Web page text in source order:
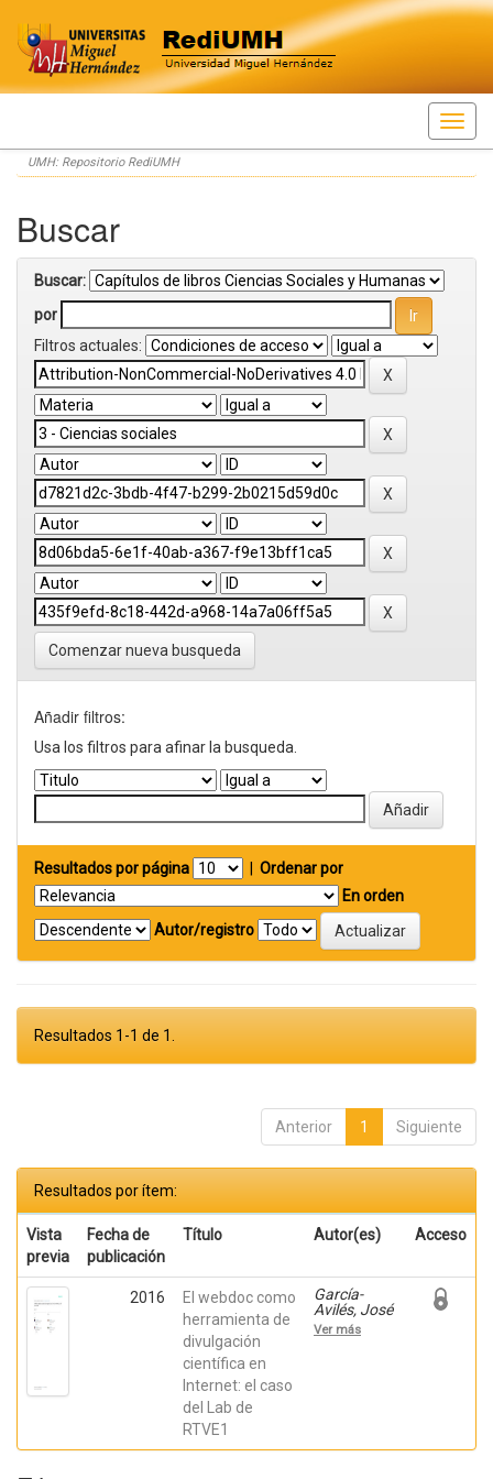
Skip
navigation
UMH: Repositorio RediUMH
Buscar
Buscar:
por
Filtros actuales:
Comenzar nueva busqueda
Añadir filtros:
Usa los filtros para afinar la busqueda.
Resultados por página
Ordenar por
En orden
Autor/registro
Resultados 1-1 de 1.
Anterior 1 Siguiente
Resultados por ítem:
Vista
previa
Fecha de
publicación
Título Autor(es) Acceso
2016
El webdoc como
herramienta de
divulgación
científica en
Internet: el caso
del Lab de
RTVE1
García-
Avilés, José
Alberto; de
Lara, Alicia;
Ver más